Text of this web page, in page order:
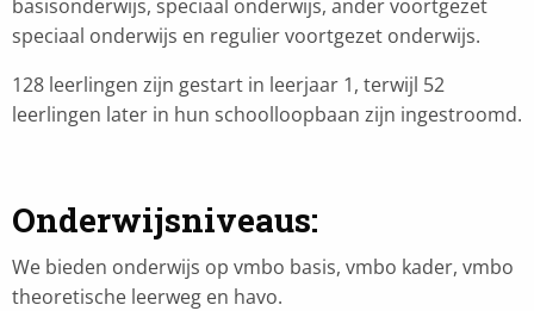
basisonderwijs, speciaal onderwijs, ander voortgezet
speciaal onderwijs en regulier voortgezet onderwijs.
128 leerlingen zijn gestart in leerjaar 1, terwijl 52
leerlingen later in hun schoolloopbaan zijn ingestroomd.
Onderwijsniveaus:
We bieden onderwijs op vmbo basis, vmbo kader, vmbo
theoretische leerweg en havo.